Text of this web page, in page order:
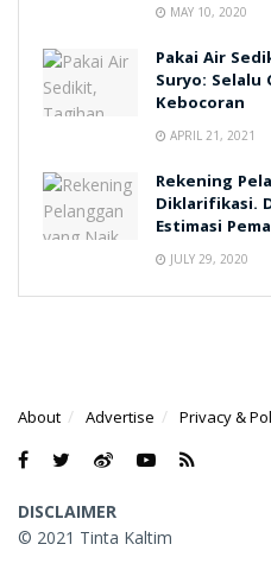
MAY 10, 2020
Pakai Air
Suryo:
Kebocoran
APRIL 21, 2021
Rekening
Diklarifikasi.
Estimasi
JULY 29, 2020
About Advertise Privacy &
DISCLAIMER
© 2021 Tinta Kaltim